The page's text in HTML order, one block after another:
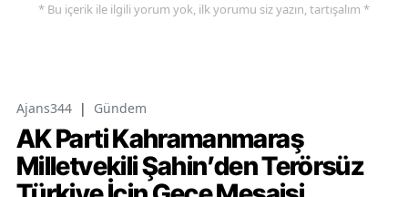
* Bu içerik ile ilgili yorum yok, ilk yorumu siz yazın, tartışalım *
Ajans344 | Gündem
AK Parti Kahramanmaraş
Milletvekili Şahin’den Terörsüz